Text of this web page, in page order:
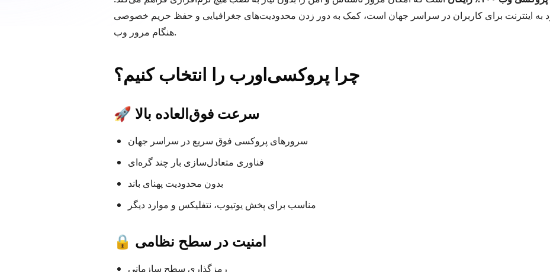
به اینترنت برای کاربران در سراسر جهان است، کمک به دور زدن محدودیت‌های جغرافیایی و حفظ حریم خصوصی
هنگام مرور وب.
چرا پروکسی‌اورب را انتخاب کنیم؟
🚀 سرعت فوق‌العاده بالا
سرورهای پروکسی فوق سریع در سراسر جهان
فناوری متعادل‌سازی بار چند گره‌ای
بدون محدودیت پهنای باند
مناسب برای پخش یوتیوب، نتفلیکس و موارد دیگر
🔒 امنیت در سطح نظامی
رمزگذاری سطح سازمانی